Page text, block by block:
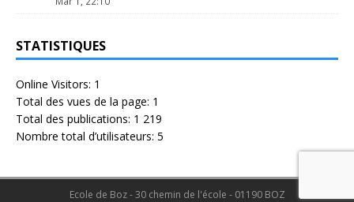
STATISTIQUES
Online Visitors: 1
Total des vues de la page: 1
Total des publications: 1 219
Nombre total d’utilisateurs: 5
Ecole de Boz - 30 chemin de l'école - 01190 BOZ